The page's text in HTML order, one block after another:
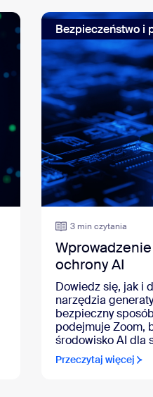
Bezpieczeństwo i
3 min czytania
ochrony AI
Dowiedz się, jak i
narzędzia
bezpieczny
podejmuje Zoom,
środowisko AI dla
Przeczytaj więcej